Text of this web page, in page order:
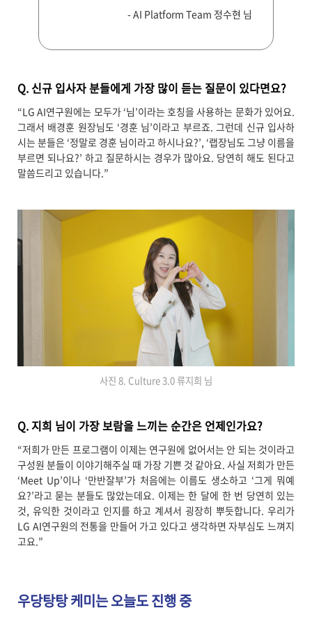
- AI Platform Team 정수현 님
Q. 신규 입사자 분들에게 가장 많이 듣는 질문이 있다면요?
“LG AI연구원에는 모두가 ‘님’이라는 호칭을 사용하는 문화가 있어요.
그래서 배경훈 원장님도 ‘경훈 님’이라고 부르죠. 그런데 신규 입사하
시는 분들은 ‘정말로 경훈 님이라고 하시나요?’, ‘랩장님도 그냥 이름을
부르면 되나요?’ 하고 질문하시는 경우가 많아요. 당연히 해도 된다고
말씀드리고 있습니다.”
사진 8. Culture 3.0 류지희 님
Q. 지희 님이 가장 보람을 느끼는 순간은 언제인가요?
“저희가 만든 프로그램이 이제는 연구원에 없어서는 안 되는 것이라고
구성원 분들이 이야기해주실 때 가장 기쁜 것 같아요. 사실 저희가 만든
‘Meet Up’이나 ‘만반잘부’가 처음에는 이름도 생소하고 ‘그게 뭐예
요?’라고 묻는 분들도 많았는데요. 이제는 한 달에 한 번 당연히 있는
것, 유익한 것이라고 인지를 하고 계셔서 굉장히 뿌듯합니다. 우리가
LG AI연구원의 전통을 만들어 가고 있다고 생각하면 자부심도 느껴지
고요.”
우당탕탕 케미는 오늘도 진행 중